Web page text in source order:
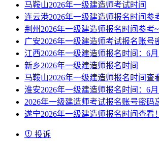
马鞍山2026年一级建造师考试时间
连云港2026年一级建造师报名时间参
荆州2026年一级建造师报名时间参考~
广安2026年一级建造师考试报名账号
江西2026年一级建造师报名时间：6月
新乡2026年一级建造师报名时间
马鞍山2026年一级建造师报名时间查
淮安2026年一级建造师报名时间：6月
2026年一级建造师考试报名账号密码
遂宁2026年一级建造师报名时间查看
投诉